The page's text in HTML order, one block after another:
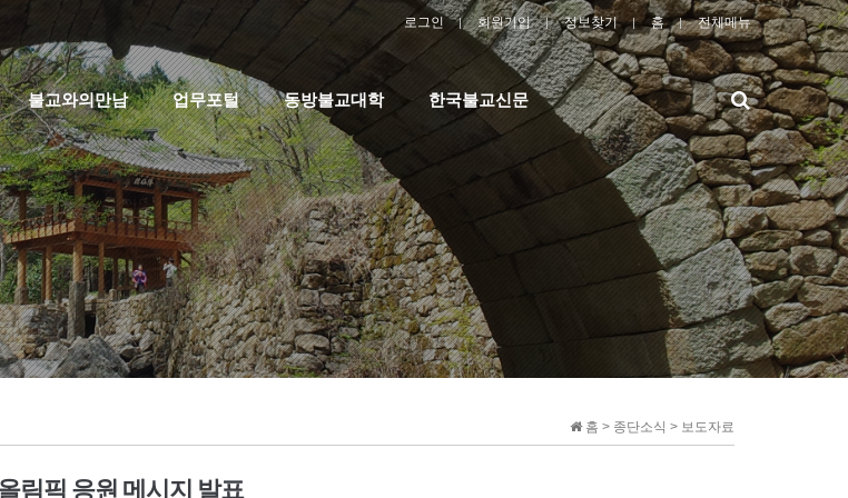
로그인 회원가입 정보찾기 홈 전체메뉴
불교와의만남 업무포털 동방불교대학 한국불교신문
검
색
홈 > 종단소식 > 보도자료
림픽 응원 메시지 발표